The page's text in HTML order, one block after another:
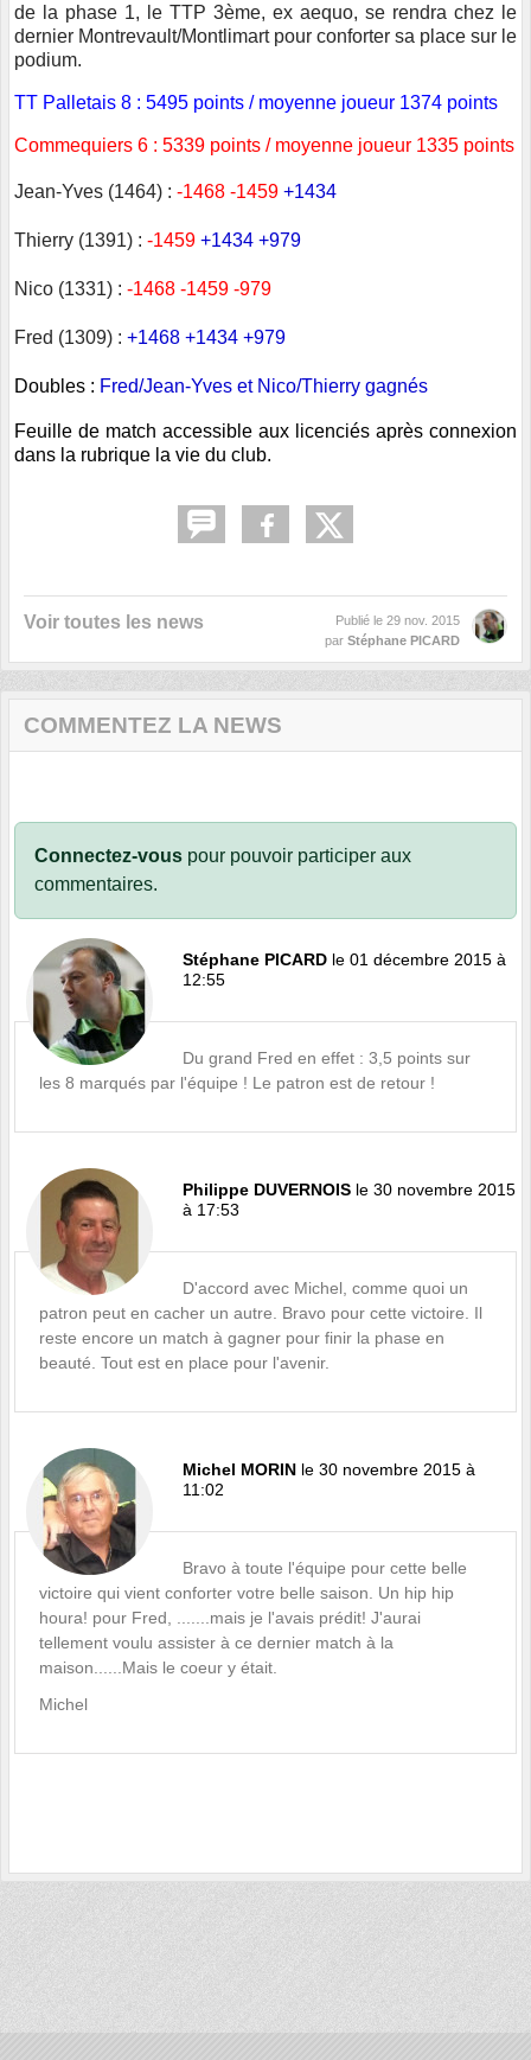
de la phase 1, le TTP 3ème, ex aequo, se rendra chez le
dernier Montrevault/Montlimart pour conforter sa place sur le
podium.
TT Palletais 8 : 5495 points / moyenne joueur 1374 points
Commequiers 6 : 5339 points / moyenne joueur 1335 points
Jean-Yves (1464) : -1468 -1459 +1434
Thierry (1391) : -1459 +1434 +979
Nico (1331) : -1468 -1459 -979
Fred (1309) : +1468 +1434 +979
Doubles : Fred/Jean-Yves et Nico/Thierry gagnés
Feuille de match accessible aux licenciés après connexion
dans la rubrique la vie du club.
Voir toutes les news Publié le 29 nov. 2015
par Stéphane PICARD
COMMENTEZ LA NEWS
Connectez-vous pour pouvoir participer aux
commentaires.
Stéphane PICARD le 01 décembre 2015 à
12:55
Du grand Fred en effet : 3,5 points sur
les 8 marqués par l'équipe ! Le patron est de retour !
Philippe DUVERNOIS le 30 novembre 2015
à 17:53
D'accord avec Michel, comme quoi un
patron peut en cacher un autre. Bravo pour cette victoire. Il
reste encore un match à gagner pour finir la phase en
beauté. Tout est en place pour l'avenir.
Michel MORIN le 30 novembre 2015 à
11:02
Bravo à toute l'équipe pour cette belle
victoire qui vient conforter votre belle saison. Un hip hip
houra! pour Fred, .......mais je l'avais prédit! J'aurai
tellement voulu assister à ce dernier match à la
maison......Mais le coeur y était.
Michel